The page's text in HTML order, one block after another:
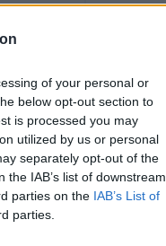
of your personal or
below opt-out section to
is processed you may
utilized by us or personal
separately opt-out of the
IAB’s list of downstream
parties on the IAB’s List of
parties.